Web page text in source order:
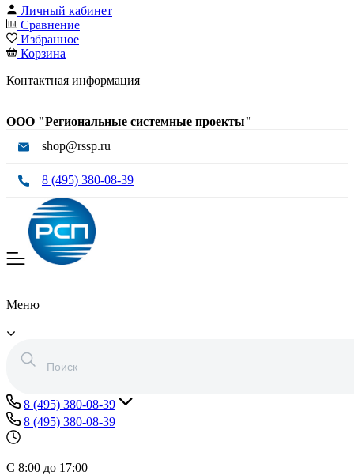
Личный кабинет
Сравнение
Избранное
Корзина
Контактная информация
ООО "Региональные системные проекты"
shop@rssp.ru
8 (495) 380-08-39
Меню
8 (495) 380-08-39
8 (495) 380-08-39
С 8:00 до 17:00